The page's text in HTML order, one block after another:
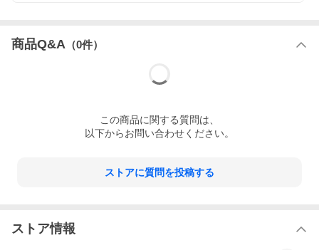
みたっぷりの味わいに仕上げました。秋田県産塩麹とレモンが香
る爽やかな味わいです。ほのかな酸味とバジルの風味で、チーズ
語）
商品Q&A （0件）
この商品に関する質問は、
以下からお問い合わせください。
ストアに質問を投稿する
ストア情報